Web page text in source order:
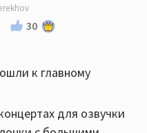
30
к главному
для озвучки